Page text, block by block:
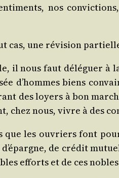
nos
cas, une révi­sion
nous faut délé­guer à
biens
des loyers à bon
chez nous, vivre à des
que les ouvriers font
de cré­dit
efforts et de ces